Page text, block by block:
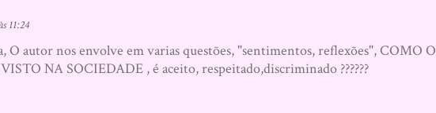
11:24
O autor nos envolve em varias questões, "sentimentos, reflexões", COMO O
NA SOCIEDADE , é aceito, respeitado,discriminado ??????